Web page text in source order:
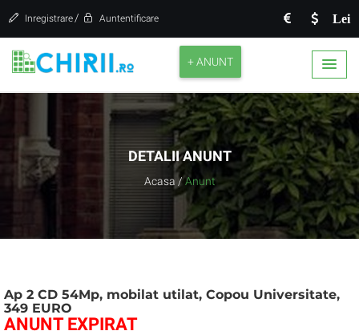
Lei
Inregistrare / Auntentificare
+ ANUNT
DETALII ANUNT
Acasa / Anunt
Ap 2 CD 54Mp, mobilat utilat, Copou Universitate,
349 EURO
ANUNT EXPIRAT